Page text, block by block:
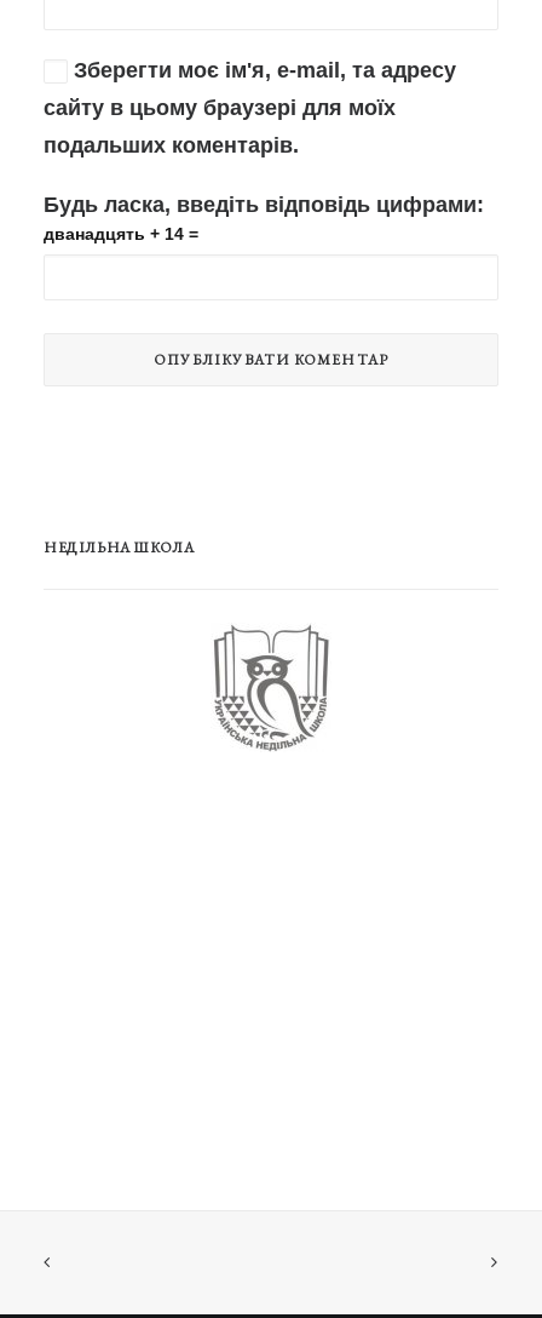
Зберегти моє ім'я, e-mail, та адресу
сайту в цьому браузері для моїх
подальших коментарів.
Будь ласка, введіть відповідь цифрами:
дванадцять + 14 =
НЕДІЛЬНА ШКОЛА